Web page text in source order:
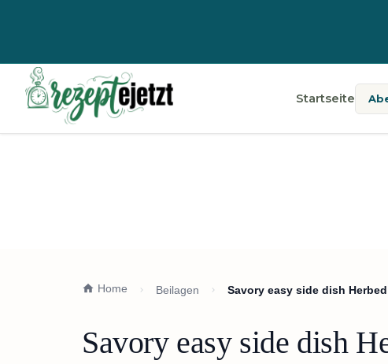
Startseite
Home Beilagen Savory easy side dish
Savory easy side dish